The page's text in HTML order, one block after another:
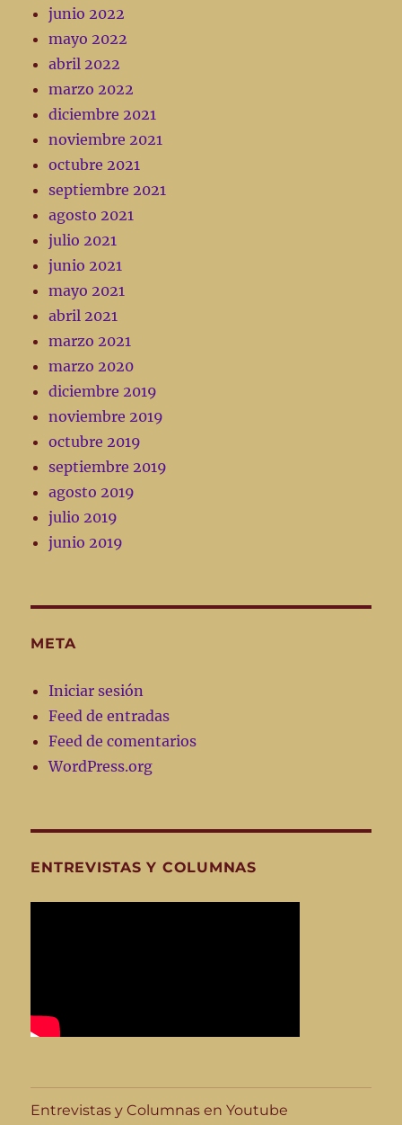
junio 2022
mayo 2022
abril 2022
marzo 2022
diciembre 2021
noviembre 2021
octubre 2021
septiembre 2021
agosto 2021
julio 2021
junio 2021
mayo 2021
abril 2021
marzo 2021
marzo 2020
diciembre 2019
noviembre 2019
octubre 2019
septiembre 2019
agosto 2019
julio 2019
junio 2019
META
Iniciar sesión
Feed de entradas
Feed de comentarios
WordPress.org
ENTREVISTAS Y COLUMNAS
Entrevistas y Columnas en Youtube